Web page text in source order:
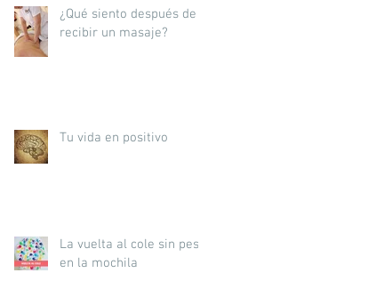
¿Qué siento después de
recibir un masaje?
Tu vida en positivo
La vuelta al cole sin peso
en la mochila